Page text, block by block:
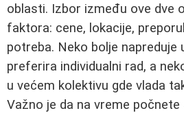
oblasti. Izbor između ove dve
faktora: cene, lokacije,
potreba. Neko bolje napreduje
preferira individualni rad, a
u većem kolektivu gde vlada
Važno je da na vreme